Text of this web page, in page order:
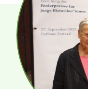
Kreisgeschäftsstelle
Mitgliederversammlung
Ortsverbände